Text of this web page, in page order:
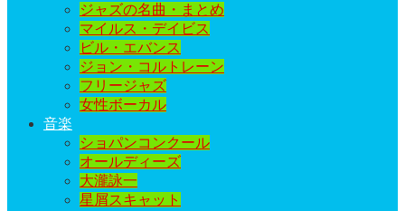
ジャズの名曲・まとめ
マイルス・デイビス
ビル・エバンス
ジョン・コルトレーン
フリージャズ
女性ボーカル
音楽
ショパンコンクール
オールディーズ
大瀧詠一
星屑スキャット